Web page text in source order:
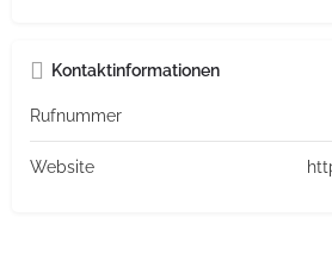
Kontaktinformationen
Rufnummer
Website